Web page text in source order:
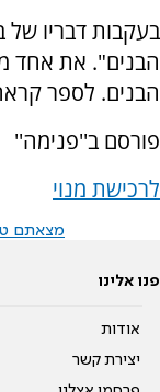
בעקבות דבריו של
הבנים". את אחד
הבנים. לספר
פורסם ב''פנימה''
לרכישת מנוי
מצאתם
פנו אלינו
אודות
יצירת קשר